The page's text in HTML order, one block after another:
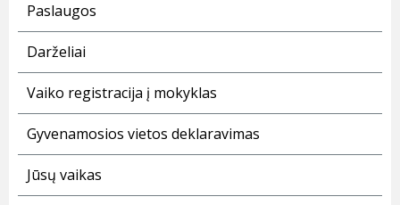
Paslaugos
Darželiai
Vaiko registracija į mokyklas
Gyvenamosios vietos deklaravimas
Jūsų vaikas